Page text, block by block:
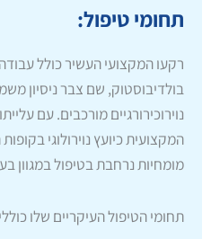
תחומי טיפול:
רקעו המקצועי העשיר כולל עבודה
בולדיבוסטוק, שם צבר ניסיון
נוירוכירורגיים מורכבים. עם
המקצועית כיועץ נוירולוגי
מומחיות נרחבת בטיפול במגוון
תחומי הטיפול העיקריים שלו